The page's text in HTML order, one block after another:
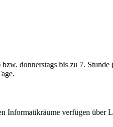
donnerstags bis zu 7.
Informatikräume verfügen über